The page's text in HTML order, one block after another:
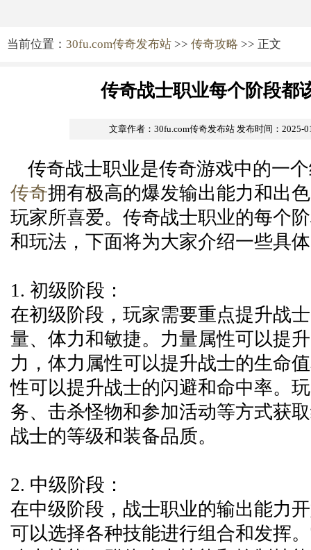
当前位置： 30fu.com传奇发布站 >> 传奇攻略 >> 正文
传奇战士职业每个阶段都
文章作者：30fu.com传奇发布站 发布时间：2025-
传奇战士职业是传奇游戏中的一
传奇拥有极高的爆发输出能力和出
玩家所喜爱。传奇战士职业的每个
和玩法，下面将为大家介绍一些具
1. 初级阶段：
在初级阶段，玩家需要重点提升战
量、体力和敏捷。力量属性可以提
力，体力属性可以提升战士的生命
性可以提升战士的闪避和命中率。
务、击杀怪物和参加活动等方式获
战士的等级和装备品质。
2. 中级阶段：
在中级阶段，战士职业的输出能力
可以选择各种技能进行组合和发挥